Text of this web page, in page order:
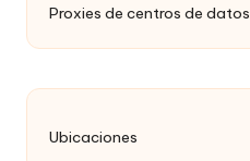
Proxies de centros de datos
Ubicaciones